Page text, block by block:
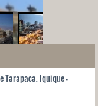
Tarapaca. Iquique -